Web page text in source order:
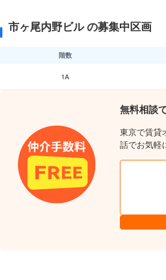
市ヶ尾内野ビル の募集中区画
階数
1A
無料相談
東京で賃貸
話でお気軽